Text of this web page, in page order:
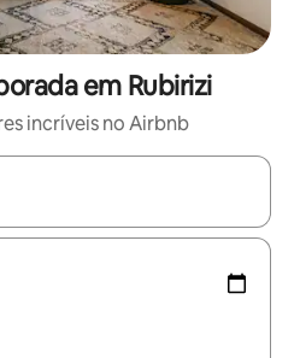
em Rubirizi
incríveis no Airbnb
disponíveis, explore-os